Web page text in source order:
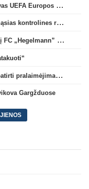
„Gintra“ nustelbė Rygos klubą ir tęs kovas UEFA Europos taurės atrankoje
Vaikinų U15 rinktinė Taline sužaidė pirmąsias kontrolines rungtynes
Kristupas–Algirdas Padegimas sugrįžta į FC „Hegelmann” B sudėtį
Lietuvos klubų pasirodymai Europoje: patirti pralaimėjimai Kroatijos atstovams
Gargžduose